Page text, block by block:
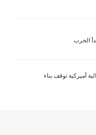
الحرب
أميركية توقف بناء